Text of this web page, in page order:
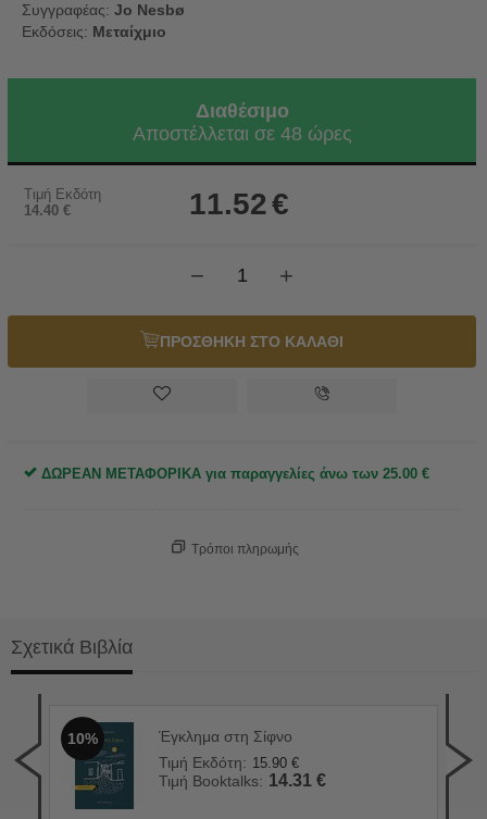
Συγγραφέας: Jo Nesbø
Εκδόσεις: Μεταίχμιο
Διαθέσιμο
Αποστέλλεται σε 48 ώρες
Τιμή Εκδότη
14.40 € 11.52€
+
−
ΠΡΟΣΘΗΚΗ ΣΤΟ ΚΑΛΑΘΙ
ΔΩΡΕΑΝ ΜΕΤΑΦΟΡΙΚΑ για παραγγελίες άνω των 25.00 €
Τρόποι πληρωμής
Σχετικά Βιβλία
10%
Έγκλημα στη Σίφνο
Τιμή Εκδότη: 15.90 €
Τιμή Booktalks: 14.31 €